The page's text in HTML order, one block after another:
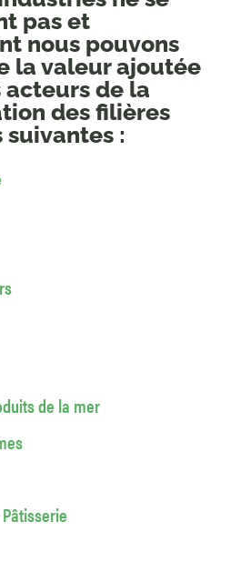
pas et
nous pouvons
la valeur ajoutée
acteurs de la
des filières
:
de la mer